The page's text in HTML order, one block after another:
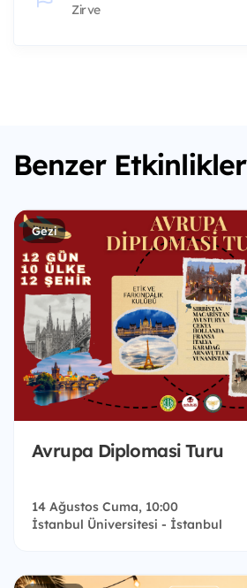
Zirve
Benzer Etkinlikler
Gezi
Avrupa Diplomasi Turu
14 Ağustos Cuma, 10:00
İstanbul Üniversitesi - İstanbul